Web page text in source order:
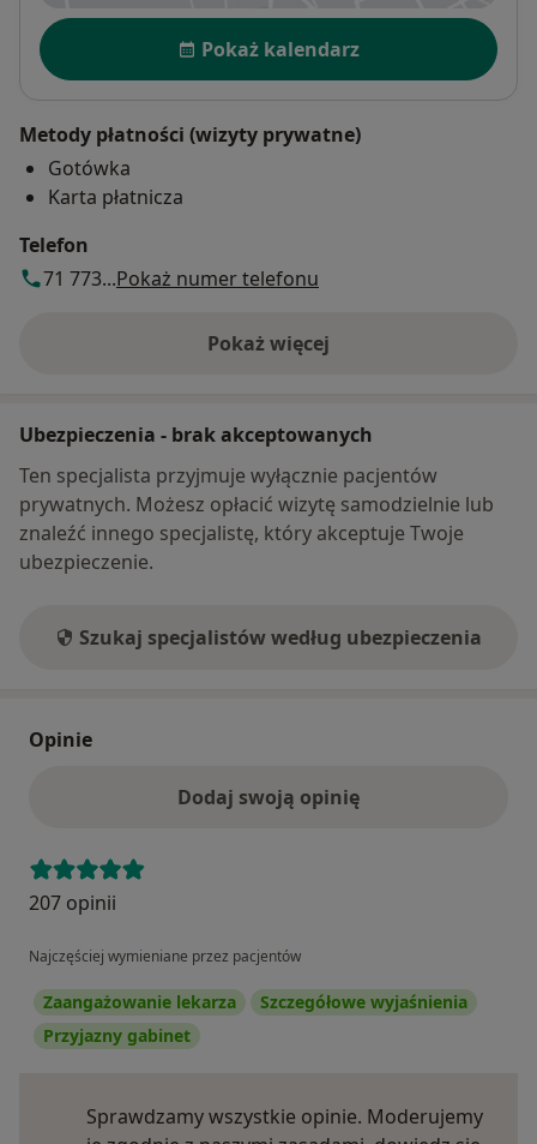
Dostępność
Pokaż kalendarz
Metody płatności (wizyty prywatne)
Gotówka
Karta płatnicza
Telefon
71 773...Pokaż numer telefonu
Pokaż więcej
o adresie
Ubezpieczenia - brak akceptowanych
Ten specjalista przyjmuje wyłącznie pacjentów
prywatnych. Możesz opłacić wizytę samodzielnie lub
znaleźć innego specjalistę, który akceptuje Twoje
ubezpieczenie.
Szukaj specjalistów według ubezpieczenia
Opinie
Dodaj swoją opinię
207 opinii
Najczęściej wymieniane przez pacjentów
Zaangażowanie lekarza
Szczegółowe wyjaśnienia
Przyjazny gabinet
Sprawdzamy wszystkie opinie. Moderujemy